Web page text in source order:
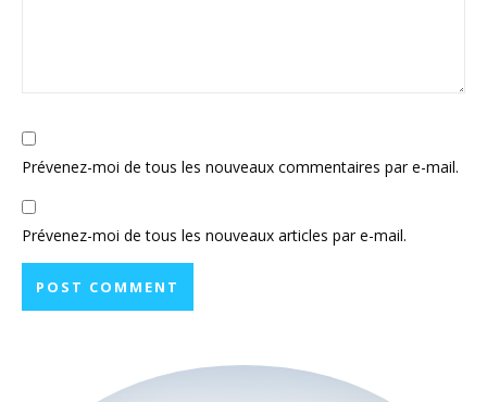
Prévenez-moi de tous les nouveaux commentaires par e-mail.
Prévenez-moi de tous les nouveaux articles par e-mail.